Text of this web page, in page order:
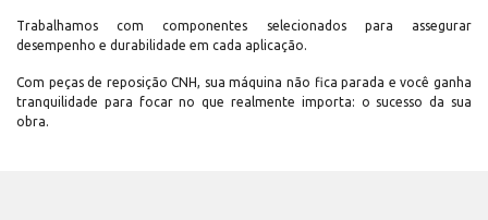
Trabalhamos com componentes selecionados para assegurar
desempenho e durabilidade em cada aplicação.
Com peças de reposição CNH, sua máquina não fica parada e você ganha
tranquilidade para focar no que realmente importa: o sucesso da sua
obra.